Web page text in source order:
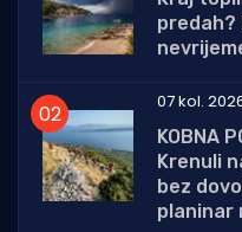
predah?
07 kol.
KOBNA
Krenuli
bez
planinar